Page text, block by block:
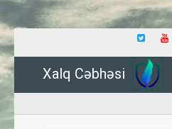
Xalq Cəbhəsi